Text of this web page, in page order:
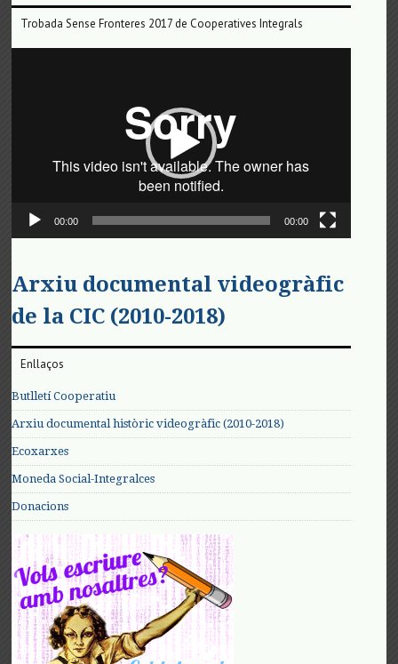
Trobada Sense Fronteres 2017 de Cooperatives Integrals
00:00 00:00
Arxiu documental videogràfic
de la CIC (2010-2018)
Enllaços
Butlletí Cooperatiu
Arxiu documental històric videogràfic (2010-2018)
Ecoxarxes
Moneda Social-Integralces
Donacions